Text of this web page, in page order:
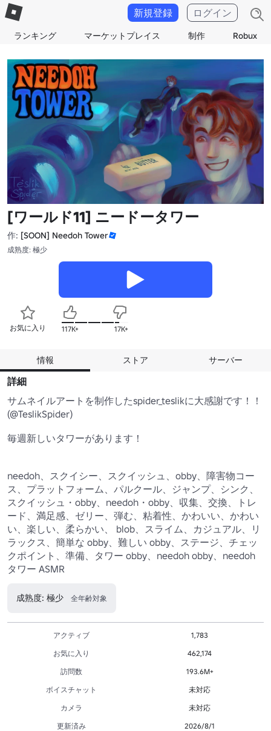
ランキング マーケットプレイス 制作 Robux
新規登録 ログイン
[ワールド11] ニードータワー
作: [SOON] Needoh Tower
成熟度: 極少
お気に入り 117K+ 17K+
情報 ストア サーバー
詳細
サムネイルアートを制作したspider_teslikに大感謝です！！
(@TeslikSpider)
毎週新しいタワーがあります！
needoh、スクイシー、スクイッシュ、obby、障害物コー
ス、プラットフォーム、パルクール、ジャンプ、シンク、
スクイッシュ・obby、needoh・obby、収集、交換、トレ
ード、満足感、ゼリー、弾む、粘着性、かわいい、かわい
い、楽しい、柔らかい、 blob、スライム、カジュアル、リ
ラックス、簡単な obby、難しい obby、ステージ、チェッ
クポイント、準備、タワー obby、needoh obby、needoh
タワー ASMR
成熟度: 極少 全年齢対象
アクティブ
1,783
お気に入り
462,174
訪問数
193.6M+
ボイスチャット
未対応
カメラ
未対応
更新済み
2026/8/1